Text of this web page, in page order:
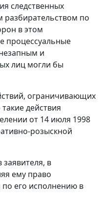
следственных
разбирательством по
в этом
процессуальные
и
лиц могли бы
ограничивающих
действия
от 14 июля 1998
розыскной
в
ему право
по его исполнению в